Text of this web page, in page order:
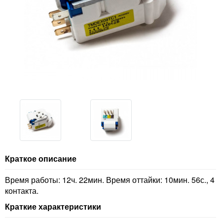
Краткое описание
Время работы: 12ч. 22мин. Время оттайки: 10мин. 56с., 4
контакта.
Краткие характеристики